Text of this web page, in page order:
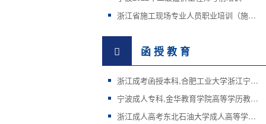
浙江省施工现场专业人员职业培训（施工证等）
函 授 教 育
浙江成考函授本科,合肥工业大学浙江宁波金顺学校教学点
宁波成人专科,金华教育学院高等学历教育宁波金顺教学点
浙江成人高考东北石油大学成人高等学历教育招生简章